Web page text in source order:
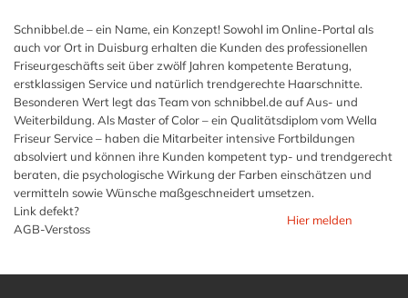
Schnibbel.de – ein Name, ein Konzept! Sowohl im Online-Portal als
auch vor Ort in Duisburg erhalten die Kunden des professionellen
Friseurgeschäfts seit über zwölf Jahren kompetente Beratung,
erstklassigen Service und natürlich trendgerechte Haarschnitte.
Besonderen Wert legt das Team von schnibbel.de auf Aus- und
Weiterbildung. Als Master of Color – ein Qualitätsdiplom vom Wella
Friseur Service – haben die Mitarbeiter intensive Fortbildungen
absolviert und können ihre Kunden kompetent typ- und trendgerecht
beraten, die psychologische Wirkung der Farben einschätzen und
vermitteln sowie Wünsche maßgeschneidert umsetzen.
Link defekt?
AGB-Verstoss
Hier melden